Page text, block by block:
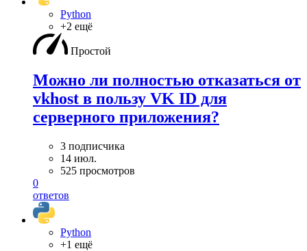
Python
+2 ещё
Простой
Можно ли полностью отказаться от
vkhost в пользу VK ID для
серверного приложения?
3 подписчика
14 июл.
525 просмотров
0
ответов
Python
+1 ещё